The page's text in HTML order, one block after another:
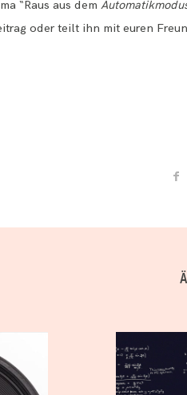
“Raus aus dem
oder teilt ihn mit euren